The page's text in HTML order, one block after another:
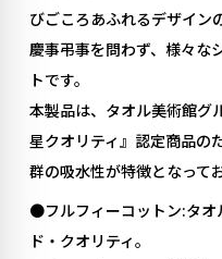
びごころあふれるデザイン
慶事弔事を問わず、様々な
トです。
本製品は、タオル美術館グ
星クオリティ』認定商品の
群の吸水性が特徴となって
●フルフィーコットン:タオ
ド・クオリティ。